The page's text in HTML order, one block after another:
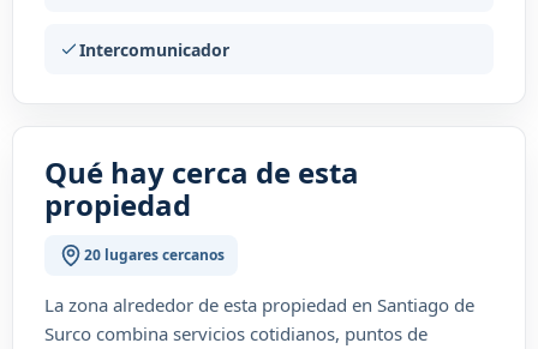
Intercomunicador
Qué hay cerca de esta
propiedad
20 lugares cercanos
La zona alrededor de esta propiedad en Santiago de
Surco combina servicios cotidianos, puntos de